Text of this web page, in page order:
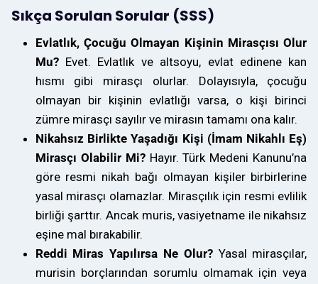
Sıkça Sorulan Sorular (SSS)
Evlatlık, Çocuğu Olmayan Kişinin Mirasçısı Olur
Mu?Evet. Evlatlık ve altsoyu, evlat edinene kan
hısmı gibi mirasçı olurlar. Dolayısıyla, çocuğu
olmayan bir kişinin evlatlığı varsa, o kişi birinci
zümre mirasçı sayılır ve mirasın tamamı ona kalır.
Nikahsız Birlikte Yaşadığı Kişi (İmam Nikahlı Eş)
Mirasçı Olabilir Mi?Hayır. Türk Medeni Kanunu’na
göre resmi nikah bağı olmayan kişiler birbirlerine
yasal mirasçı olamazlar. Mirasçılık için resmi evlilik
birliği şarttır. Ancak muris, vasiyetname ile nikahsız
eşine mal bırakabilir.
Reddi Miras Yapılırsa Ne Olur?Yasal mirasçılar,
murisin borçlarından sorumlu olmamak için veya